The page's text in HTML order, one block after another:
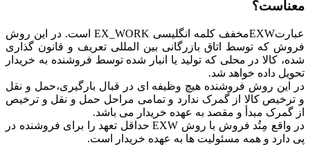
معناست؟
عبارتEXWمخفف کلمه انگلیسی EX_WORK است. در این روش
فروش که توسط اتاق بازرگانی بین المللی تعریف و قانون گذاری
شده، کالا در محلی که تولید یا انبار شده توسط فروشنده به خریدار
تحویل داده خواهد شد.
در این روش فروشنده هیچ وظیفه ای در قبال بارگیری،حمل و نقل
و ترخیص کالا از گمرک ندارد و تمامی مراحل حمل و نقل و ترخیص
از گمرک مبدأ و مقصد به عهده خریدار می باشد.
در واقع مِتُد فروش با روش EXW حداقل تعهد را برای فروشنده در
پی دارد و همه مسئولیت ها به عهده خریدار است.